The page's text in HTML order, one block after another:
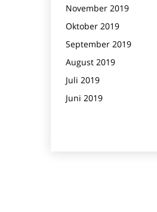
November 2019
Oktober 2019
September 2019
August 2019
Juli 2019
Juni 2019